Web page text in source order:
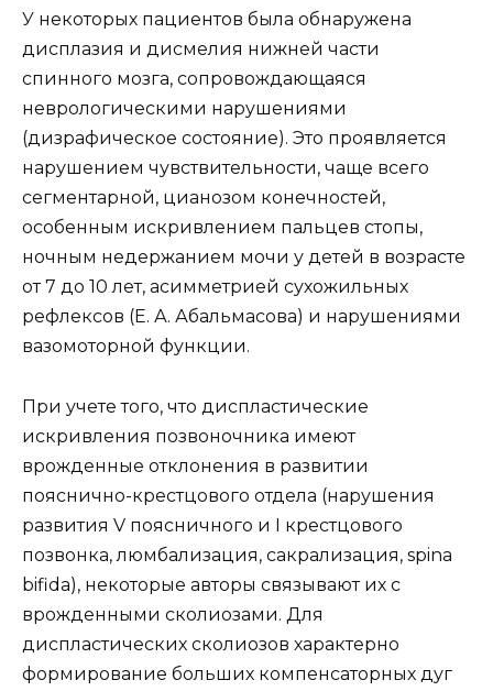
У некоторых пациентов была обнаружена
дисплазия и дисмелия нижней части
спинного мозга, сопровождающаяся
неврологическими нарушениями
(дизрафическое состояние). Это проявляется
нарушением чувствительности, чаще всего
сегментарной, цианозом конечностей,
особенным искривлением пальцев стопы,
ночным недержанием мочи у детей в возрасте
от 7 до 10 лет, асимметрией сухожильных
рефлексов (Е. А. Абальмасова) и нарушениями
вазомоторной функции.
При учете того, что диспластические
искривления позвоночника имеют
врожденные отклонения в развитии
пояснично-крестцового отдела (нарушения
развития V поясничного и I крестцового
позвонка, люмбализация, сакрализация, spina
bifida), некоторые авторы связывают их с
врожденными сколиозами. Для
диспластических сколиозов характерно
формирование больших компенсаторных дуг